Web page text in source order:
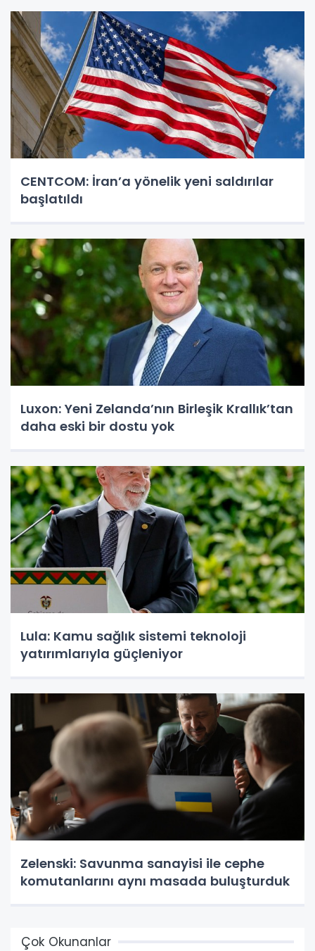
CENTCOM: İran’a yönelik yeni saldırılar
başlatıldı
Luxon: Yeni Zelanda’nın Birleşik Krallık’tan
daha eski bir dostu yok
Lula: Kamu sağlık sistemi teknoloji
yatırımlarıyla güçleniyor
Zelenski: Savunma sanayisi ile cephe
komutanlarını aynı masada buluşturduk
Çok Okunanlar